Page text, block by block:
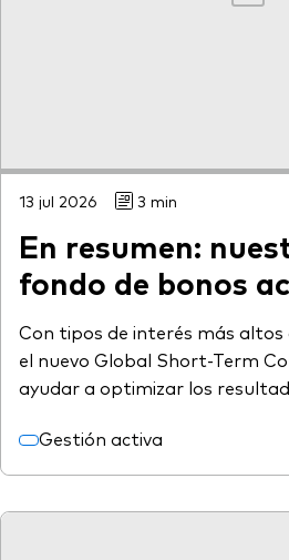
13 jul 2026 3 min
En resumen:
fondo de bonos
Con tipos de interés más
el nuevo Global Short-Term
ayudar a optimizar los
Gestión activa